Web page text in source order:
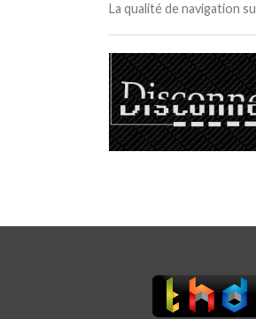
La qualité de navigation